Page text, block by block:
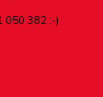
050 382 :-)